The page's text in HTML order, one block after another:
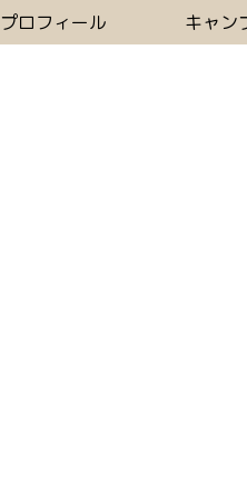
プロフィール キャン